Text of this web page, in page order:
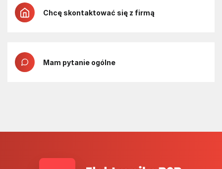
Chcę skontaktować się z firmą
Mam pytanie ogólne